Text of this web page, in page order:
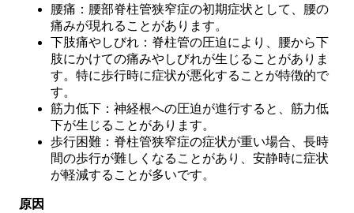
腰痛：腰部脊柱管狭窄症の初期症状として、腰の
痛みが現れることがあります。
下肢痛やしびれ：脊柱管の圧迫により、腰から下
肢にかけての痛みやしびれが生じることがありま
す。特に歩行時に症状が悪化することが特徴的で
す。
筋力低下：神経根への圧迫が進行すると、筋力低
下が生じることがあります。
歩行困難：脊柱管狭窄症の症状が重い場合、長時
間の歩行が難しくなることがあり、安静時に症状
が軽減することが多いです。
原因